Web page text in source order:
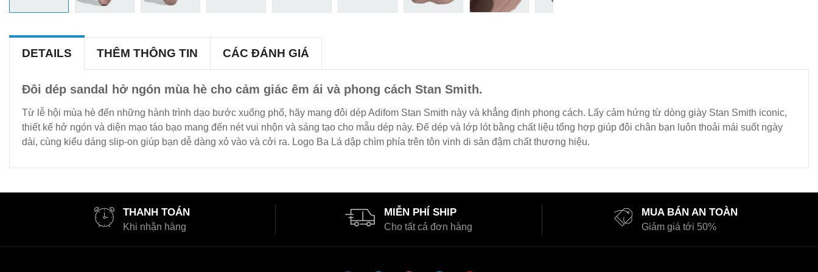
DETAILS THÊM THÔNG TIN CÁC ĐÁNH GIÁ
Đôi dép sandal hở ngón mùa hè cho cảm giác êm ái và phong cách Stan Smith.
Từ lễ hội mùa hè đến những hành trình dạo bước xuống phố, hãy mang đôi dép Adifom Stan Smith này và khẳng định phong cách. Lấy cảm hứng từ dòng giày Stan Smith iconic,
thiết kế hở ngón và diện mạo táo bạo mang đến nét vui nhộn và sáng tạo cho mẫu dép này. Đế dép và lớp lót bằng chất liệu tổng hợp giúp đôi chân bạn luôn thoải mái suốt ngày
dài, cùng kiểu dáng slip-on giúp bạn dễ dàng xỏ vào và cởi ra. Logo Ba Lá dập chìm phía trên tôn vinh di sản đậm chất thương hiệu.
THANH TOÁN
Khi nhận hàng
MIỄN PHÍ SHIP
Cho tất cả đơn hàng
MUA BÁN AN TOÀN
Giảm giá tới 50%